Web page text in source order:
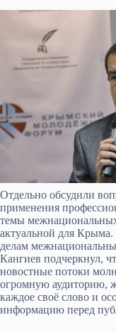
Отдельно обсудили
применения
темы
актуальной для Крыма.
делам
Кангиев подчеркнул,
новостные потоки
огромную аудиторию,
каждое своё слово и
информацию перед